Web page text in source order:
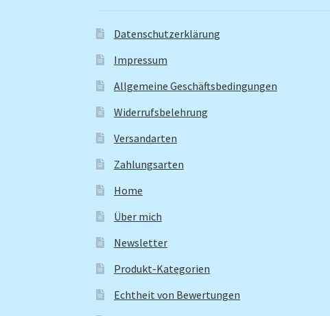
Datenschutzerklärung
Impressum
Allgemeine Geschäftsbedingungen
Widerrufsbelehrung
Versandarten
Zahlungsarten
Home
Über mich
Newsletter
Produkt-Kategorien
Echtheit von Bewertungen